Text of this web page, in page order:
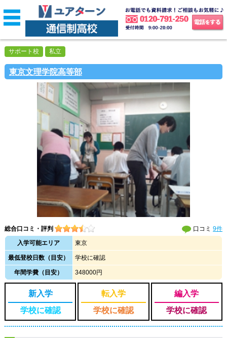
東京文理学院高等部
サポート校 私立
総合口コミ・評判 口コミ9件
入学可能エリア
東京
最低登校日数（目安） 学校に確認
年間学費（目安） 348000円
新入学
学校に確認
転入学
学校に確認
編入学
学校に確認